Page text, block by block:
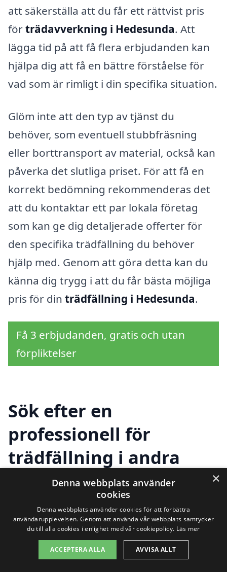
att säkerställa att du får ett rättvist pris
förträdavverkning i Hedesunda. Att
lägga tid på att få flera erbjudanden kan
hjälpa dig att få en bättre förståelse för
vad som är rimligt i din specifika situation.
Glöm inte att den typ av tjänst du
behöver, som eventuell stubbfräsning
eller borttransport av material, också kan
påverka det slutliga priset. För att få en
korrekt bedömning rekommenderas det
att du kontaktar ett par lokala företag
som kan ge dig detaljerade offerter för
den specifika trädfällning du behöver
hjälp med. Genom att göra detta kan du
känna dig trygg i att du får bästa möjliga
pris för din trädfällning i Hedesunda.
Få 3 erbjudanden, gratis och utan
förpliktelser
Sök efter en
professionell för
trädfällning i andra
städer nära Hedesunda
Att hitta hjälp förträdfällning i
Hedesundakan verka som en utmaning,
men det finns många alternativ i
×
Denna webbplats använder
cookies
Denna webbplats använder cookies för att förbättra
användarupplevelsen. Genom att använda vår webbplats samtycker
du till alla cookies i enlighet med vår cookiepolicy. Läs mer
ACCEPTERA ALLA AVVISA ALLT